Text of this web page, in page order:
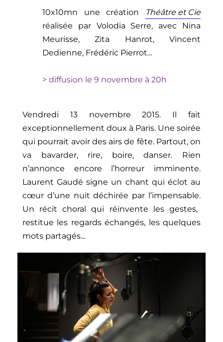
10x10mn une création
Théâtre et Cie
réalisée par Volodia Serre, avec Nina
Meurisse, Zita Hanrot, Vincent
Dedienne, Frédéric Pierrot...
> diffusion le 9 novembre à 20h
Vendredi 13 novembre 2015. Il fait
exceptionnellement doux à Paris. Une soirée
qui pourrait avoir des airs de fête. Partout, on
va bavarder, rire, boire, danser. Rien
n’annonce encore l’horreur imminente.
Laurent Gaudé signe un chant qui éclot au
cœur d’une nuit déchirée par l’impensable.
Un récit choral qui réinvente les gestes,
restitue les regards échangés, les quelques
mots partagés...